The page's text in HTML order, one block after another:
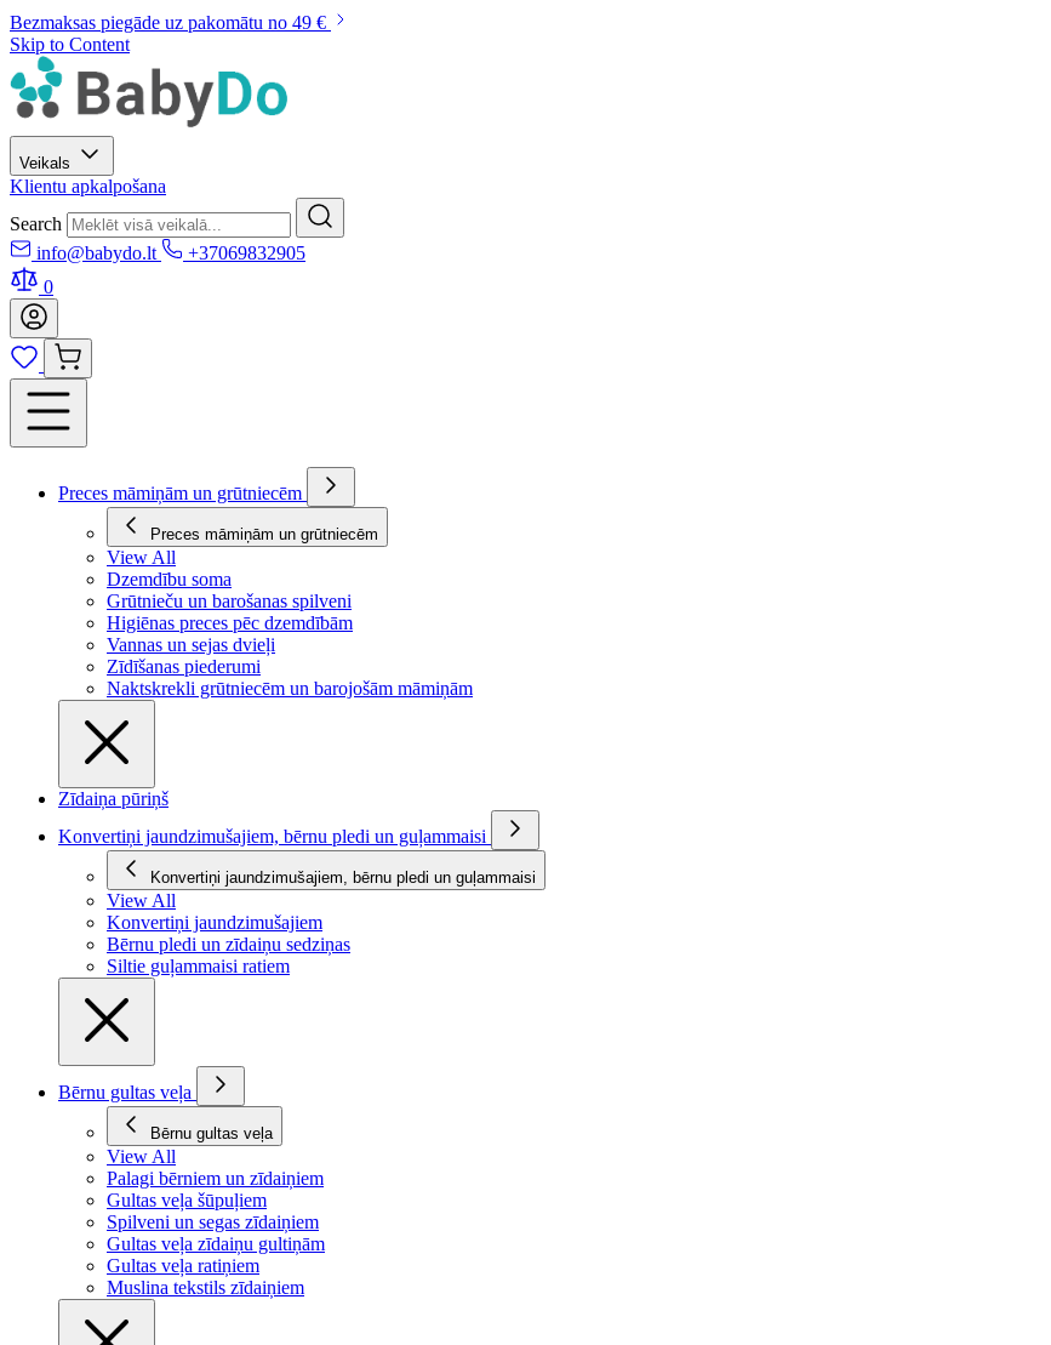
Bezmaksas piegāde uz pakomātu no 49 €
Skip to Content
Veikals
Klientu apkalpošana
Search
info@babydo.lt
+37069832905
0
Preces māmiņām un grūtniecēm
Preces māmiņām un grūtniecēm
View All
Dzemdību soma
Grūtnieču un barošanas spilveni
Higiēnas preces pēc dzemdībām
Vannas un sejas dvieļi
Zīdīšanas piederumi
Naktskrekli grūtniecēm un barojošām māmiņām
Zīdaiņa pūriņš
Konvertiņi jaundzimušajiem, bērnu pledi un guļammaisi
Konvertiņi jaundzimušajiem, bērnu pledi un guļammaisi
View All
Konvertiņi jaundzimušajiem
Bērnu pledi un zīdaiņu sedziņas
Siltie guļammaisi ratiem
Bērnu gultas veļa
Bērnu gultas veļa
View All
Palagi bērniem un zīdaiņiem
Gultas veļa šūpuļiem
Spilveni un segas zīdaiņiem
Gultas veļa zīdaiņu gultiņām
Gultas veļa ratiņiem
Muslina tekstils zīdaiņiem